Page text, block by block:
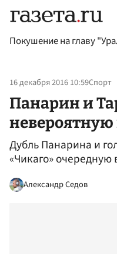
Покушение на главу
16 декабря 2016 10:59Спорт
Панарин и
невероятную
Дубль Панарина и
«Чикаго»
Александр Седов